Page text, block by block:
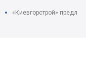
«Киевгорстрой»